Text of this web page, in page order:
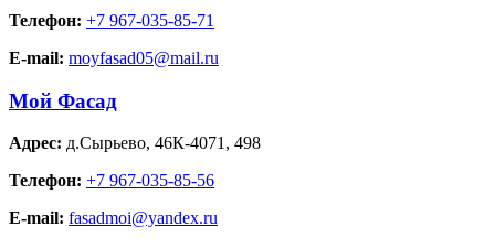
Телефон: +7 967-035-85-71
E-mail: moyfasad05@mail.ru
Мой Фасад
Адрес: д.Сырьево, 46К-4071, 498
Телефон: +7 967-035-85-56
E-mail: fasadmoi@yandex.ru